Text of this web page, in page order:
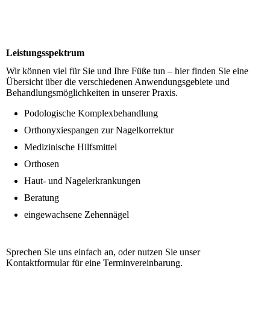
Leistungsspektrum
Wir können viel für Sie und Ihre Füße tun – hier finden Sie eine
Übersicht über die verschiedenen Anwendungsgebiete und
Behandlungsmöglichkeiten in unserer Praxis.
Podologische Komplexbehandlung
Orthonyxiespangen zur Nagelkorrektur
Medizinische Hilfsmittel
Orthosen
Haut- und Nagelerkrankungen
Beratung
eingewachsene Zehennägel
Sprechen Sie uns einfach an, oder nutzen Sie unser
Kontaktformular für eine Terminvereinbarung.